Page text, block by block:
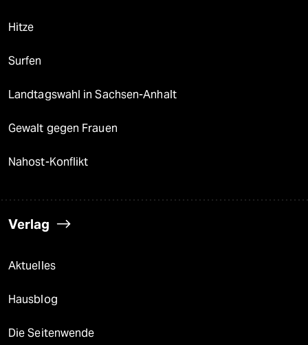
Hitze
Surfen
Landtagswahl in Sachsen-Anhalt
Gewalt gegen Frauen
Nahost-Konflikt
Verlag
Aktuelles
Hausblog
Die Seitenwende